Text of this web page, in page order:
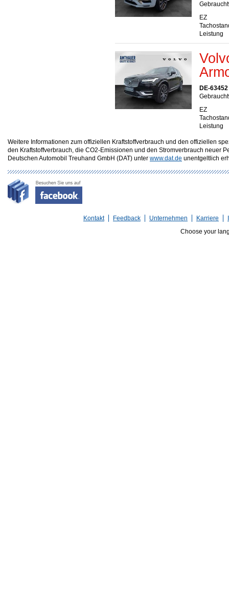
EZ
Leistung
DE-
EZ
Leistung
Weitere Informationen zum offiziellen Kraftstoffverbrauch und den offiziellen
den Kraftstoffverbrauch, die CO2-Emissionen und den Stromverbrauch neuer
Deutschen Automobil Treuhand GmbH (DAT) unter www.dat.de unentgeltlich
Kontakt Feedback Unternehmen Karriere
Choose your